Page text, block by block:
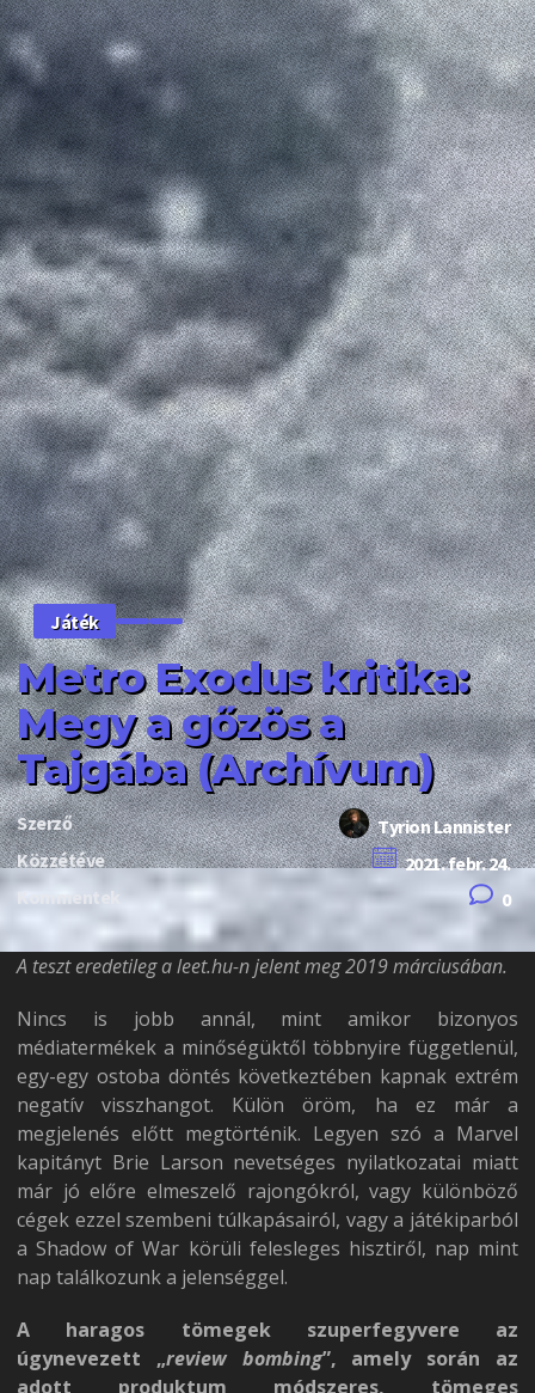
Játék
Metro Exodus kritika:
Megy a gőzös a
Tajgába (Archívum)
Szerző
Tyrion Lannister
Közzétéve
2021. febr. 24.
Kommentek
0
A teszt eredetileg a leet.hu-n jelent meg 2019 márciusában.
Nincs is jobb annál, mint amikor bizonyos
médiatermékek a minőségüktől többnyire függetlenül,
egy-egy ostoba döntés következtében kapnak extrém
negatív visszhangot. Külön öröm, ha ez már a
megjelenés előtt megtörténik. Legyen szó a Marvel
kapitányt Brie Larson nevetséges nyilatkozatai miatt
már jó előre elmeszelő rajongókról, vagy különböző
cégek ezzel szembeni túlkapásairól, vagy a játékiparból
a Shadow of War körüli felesleges hisztiről, nap mint
nap találkozunk a jelenséggel.
A haragos tömegek szuperfegyvere az
úgynevezett „review bombing”, amely során az
adott produktum módszeres, tömeges